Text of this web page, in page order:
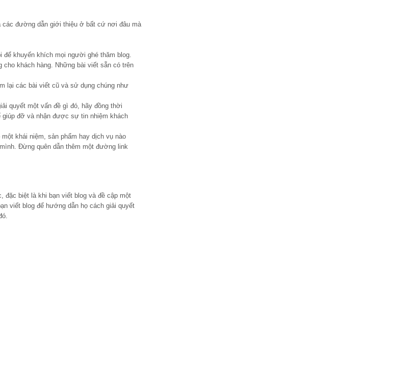
các đường dẫn giới thiệu ở bất cứ nơi đâu mà
để khuyến khích mọi người ghé thăm blog.
cho khách hàng. Những bài viết sẵn có trên
lại các bài viết cũ và sử dụng chúng như
quyết một vấn đề gì đó, hãy đồng thời
giúp đỡ và nhận được sự tin nhiệm khách
khái niệm, sản phẩm hay dịch vụ nào
Đừng quên dẫn thêm một đường link
đặc biệt là khi bạn viết blog và đề cập một
viết blog để hướng dẫn họ cách giải quyết